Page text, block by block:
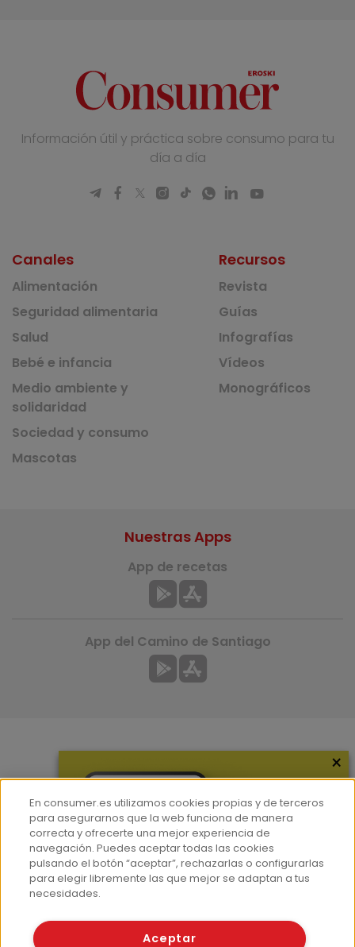
Información útil y práctica sobre consumo para tu
día a día
Canales
Alimentación
Seguridad alimentaria
Salud
Bebé e infancia
Medio ambiente y
solidaridad
Sociedad y consumo
Mascotas
Recursos
Revista
Guías
Infografías
Vídeos
Monográficos
Hemeroteca
Contacto
Prensa
Corpus Lingüístico Consumer
Nuestras Apps
App de recetas
App del Camino de Santiago
© Fundación EROSKI
×
En consumer.es utilizamos cookies propias y de terceros
para asegurarnos que la web funciona de manera
correcta y ofrecerte una mejor experiencia de
navegación. Puedes aceptar todas las cookies
pulsando el botón “aceptar”, rechazarlas o configurarlas
para elegir libremente las que mejor se adaptan a tus
necesidades.
Aceptar